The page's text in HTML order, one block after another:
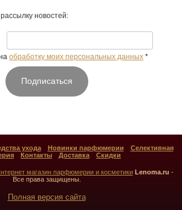
новостей:
обработку моих персональных данных *
Подписаться
ухода Новинки парфюмерии
Селективная
Контакты Доставка Скидки
магазин парфюмерии и косметики Lenoma.ru -
Все права защищены.
Полная версия сайта